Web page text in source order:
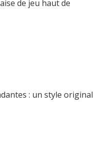
de jeu haut de
: un style original